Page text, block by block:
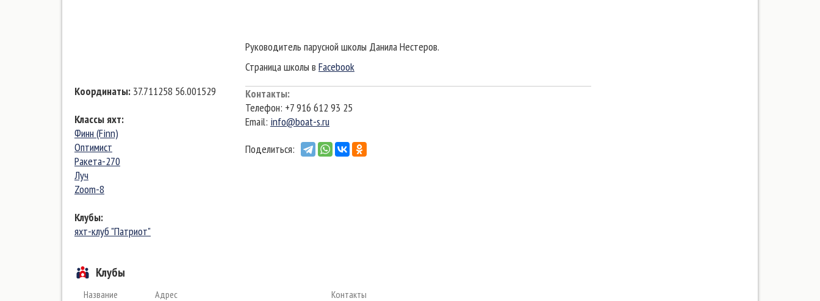
Координаты: 37.711258 56.001529
Классы яхт:
Финн (Finn)
Оптимист
Ракета-270
Луч
Zoom-8
Клубы:
яхт-клуб "Патриот"
Руководитель парусной школы Данила Нестеров.
Страница школы в Facebook
Контакты:
Телефон: +7 916 612 93 25
Email: info@boat-s.ru
Поделиться:
Клубы
Название Адрес Контакты